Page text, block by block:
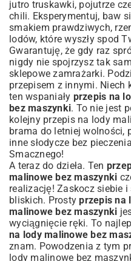
jutro truskawki, pojutrze
chili. Eksperymentuj, baw
smakiem prawdziwych,
lodów, które wyszły spod
Gwarantuję, że gdy raz
nigdy nie spojrzysz tak
sklepowe zamrażarki.
przepisem z innymi. Niech
ten wspaniały przepis na
bez maszynki. To nie jest
kolejny przepis na lody
brama do letniej wolności,
innesłodycze bez pieczenia
Smacznego!
A teraz do dzieła. Ten
malinowe bez maszynki
realizację! Zaskocz siebie i
bliskich. Prostyprzepis na
malinowe bez maszynki
wyciągnięcie ręki. To
na lody malinowe bez
znam. Powodzenia z tym
lody malinowe bez